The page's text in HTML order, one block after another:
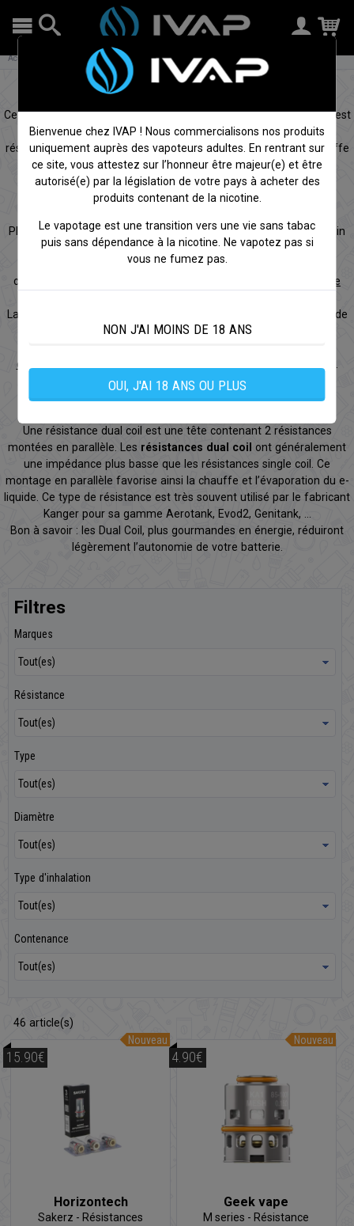
Accueil Cigarettes électroniques Résistances
Résistance e-cigarette
Ce que l’on appelle dans la vape larésistance d’une e-cigaretteest
du fil Kanthal enroulé autour d’une mèche en fibre ou coton. La
résistance est la partie de votreatomiseur d'e-cigarettequi chauffe
est fait évaporer le e-liquide pour créer de la vapeur. Cette
résistance est souvent proposée en différentes impédances
(exprimée en ohm). Ainsi vous aurez par exemple la possibilité
Plus la valeur de la résistance sera faible moins vous aurez besoin
de voltage pour produire de belles volutes de vapeur. Pour plus
d’informations sur les différences d’impédances, nous vous
conseillons de lire notre dossier consacré aux
batteries à voltage
La résistance d’une e-cigarette a, en moyenne, une durée de vie de
4 à 5 flacons de 10ml de e-liquide. Concrètement après avoir
clearomiseur
Résistance dual coil
Une résistance dual coil est une tête contenant 2 résistances
montées en parallèle. Les résistances dual coil
ont généralement
une impédance plus basse que les résistances single coil. Ce
montage en parallèle favorise ainsi la chauffe et l’évaporation du e-
liquide. Ce type de résistance est très souvent utilisé par le fabricant
Kanger pour sa gamme Aerotank, Evod2, Genitank, ...
Bon à savoir : les Dual Coil, plus gourmandes en énergie, réduiront
légèrement l’autonomie de votre batterie.
Filtres
Marques
Résistance
Type
Diamètre
Type d'inhalation
Contenance
46 article(s)
Nouveau
Horizontech
Sakerz - Résistances
15.90€
Nouveau
Geek vape
M series - Résistance
4.90€
Bienvenue chez IVAP ! Nous commercialisons nos produits
uniquement auprès des vapoteurs adultes. En rentrant sur
ce site, vous attestez sur l’honneur être majeur(e) et être
autorisé(e) par la législation de votre pays à acheter des
produits contenant de la nicotine.
Le vapotage est une transition vers une vie sans tabac
puis sans dépendance à la nicotine. Ne vapotez pas si
vous ne fumez pas.
NON J'AI MOINS DE 18 ANS
OUI, J'AI 18 ANS OU PLUS